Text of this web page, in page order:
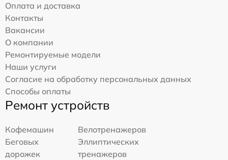
Оплата и доставка
Контакты
Вакансии
О компании
Ремонтируемые модели
Наши услуги
Согласие на обработку персональных данных
Способы оплаты
Ремонт устройств
Кофемашин
Велотренажеров
Беговых
дорожек
Эллиптических
тренажеров